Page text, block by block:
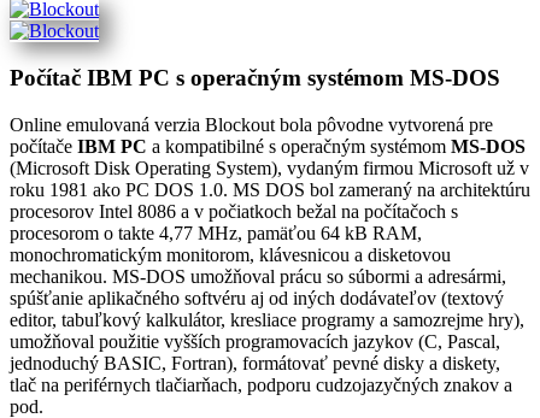
Počítač IBM PC s operačným systémom MS-DOS
Online emulovaná verzia Blockout bola pôvodne vytvorená pre
počítače IBM PC a kompatibilné s operačným systémom MS-DOS
(Microsoft Disk Operating System), vydaným firmou Microsoft už v
roku 1981 ako PC DOS 1.0. MS DOS bol zameraný na architektúru
procesorov Intel 8086 a v počiatkoch bežal na počítačoch s
procesorom o takte 4,77 MHz, pamäťou 64 kB RAM,
monochromatickým monitorom, klávesnicou a disketovou
mechanikou. MS-DOS umožňoval prácu so súbormi a adresármi,
spúšťanie aplikačného softvéru aj od iných dodávateľov (textový
editor, tabuľkový kalkulátor, kresliace programy a samozrejme hry),
umožňoval použitie vyšších programovacích jazykov (C, Pascal,
jednoduchý BASIC, Fortran), formátovať pevné disky a diskety,
tlač na periférnych tlačiarňach, podporu cudzojazyčných znakov a
pod.